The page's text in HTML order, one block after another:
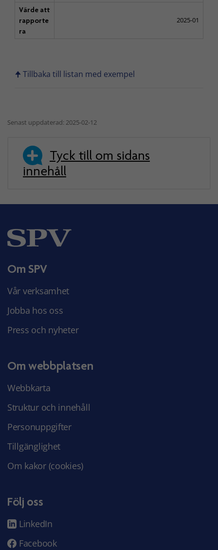
Värde att
rapporte
ra
2025-01
🠉 Tillbaka till listan med exempel
Senast uppdaterad: 2025-02-12
Tyck till om sidans
innehåll
Om SPV
Vår verksamhet
Jobba hos oss
Press och nyheter
Om webbplatsen
Webbkarta
Struktur och innehåll
Personuppgifter
Tillgänglighet
Om kakor (cookies)
Följ oss
LinkedIn
Facebook